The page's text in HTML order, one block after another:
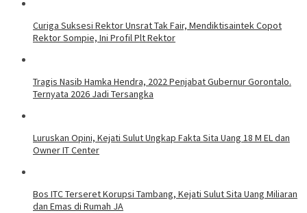
Curiga Suksesi Rektor Unsrat Tak Fair, Mendiktisaintek Copot
Rektor Sompie, Ini Profil Plt Rektor
Tragis Nasib Hamka Hendra, 2022 Penjabat Gubernur Gorontalo.
Ternyata 2026 Jadi Tersangka
Luruskan Opini, Kejati Sulut Ungkap Fakta Sita Uang 18 M EL dan
Owner IT Center
Bos ITC Terseret Korupsi Tambang, Kejati Sulut Sita Uang Miliaran
dan Emas di Rumah JA